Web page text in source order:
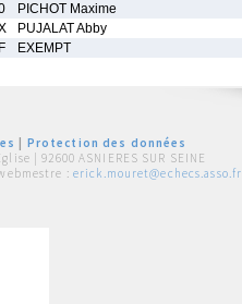
PICHOT Maxime
PUJALAT Abby
EXEMPT
Protection des données
| 92600 ASNIERES SUR SEINE
: erick.mouret@echecs.asso.fr